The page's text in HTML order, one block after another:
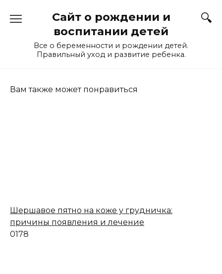
Сайт о рождении и
воспитании детей
Все о беременности и рождении детей.
Правильный уход и развитие ребенка.
Вам также может понравиться
Шершавое пятно на коже у грудничка:
причины появления и лечение
0178